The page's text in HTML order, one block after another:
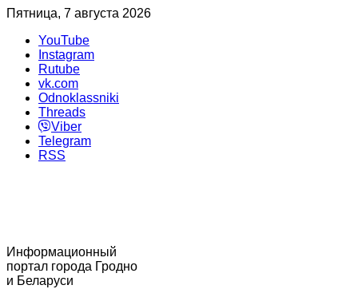
Пятница, 7 августа 2026
YouTube
Instagram
Rutube
vk.com
Odnoklassniki
Threads
Viber
Telegram
RSS
Информационный
портал города Гродно
и Беларуси